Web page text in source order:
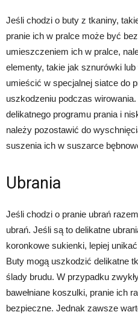
Jeśli chodzi o buty z tkaniny,
pranie ich w pralce może być
umieszczeniem ich w pralce,
elementy, takie jak sznurówki
umieścić w specjalnej siatce do
uszkodzeniu podczas
delikatnego programu prania i
należy pozostawić do
suszenia ich w suszarce
Ubrania
Jeśli chodzi o pranie ubrań
ubrań. Jeśli są to delikatne
koronkowe sukienki, lepiej
Buty mogą uszkodzić delikatne
ślady brudu. W przypadku
bawełniane koszulki, pranie ich
bezpieczne. Jednak zawsze